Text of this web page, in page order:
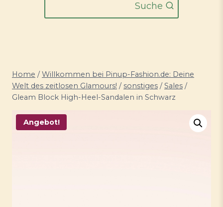
Suche
Home / Willkommen bei Pinup-Fashion.de: Deine
Welt des zeitlosen Glamours! / sonstiges / Sales /
Gleam Block High-Heel-Sandalen in Schwarz
Angebot!